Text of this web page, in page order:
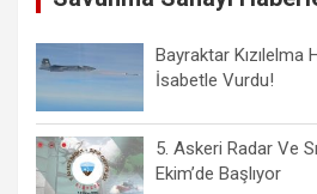
Bayraktar Kızılelma
İsabetle Vurdu!
5. Askeri Radar Ve
Ekim’de Başlıyor